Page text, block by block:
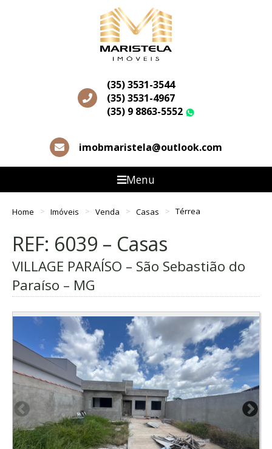
(35) 3531-3544
(35) 3531-4967
(35) 9 8863-5552
imobmaristela@outlook.com
Menu
Home Imóveis Venda Casas Térrea
REF: 6039 – Casas
VILLAGE PARAÍSO – São Sebastião do
Paraíso – MG